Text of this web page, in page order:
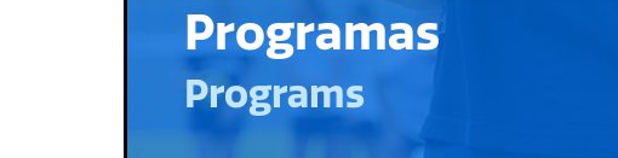
Programas
Programs